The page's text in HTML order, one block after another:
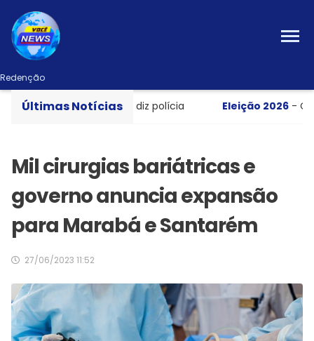
Redenção
Últimas Notícias
em apartamento, diz polícia Eleição 2026-
Mil cirurgias bariátricas e
governo anuncia expansão
para Marabá e Santarém
27/06/2023 11:52